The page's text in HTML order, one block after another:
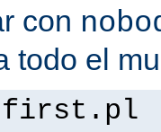
con
todo el
first.pl